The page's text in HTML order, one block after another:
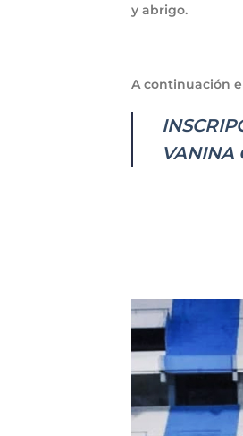
y abrigo.
A continuación
VANINA